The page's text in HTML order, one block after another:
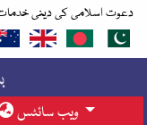
دعوت اسلامی کی دینی
ویب سائٹس